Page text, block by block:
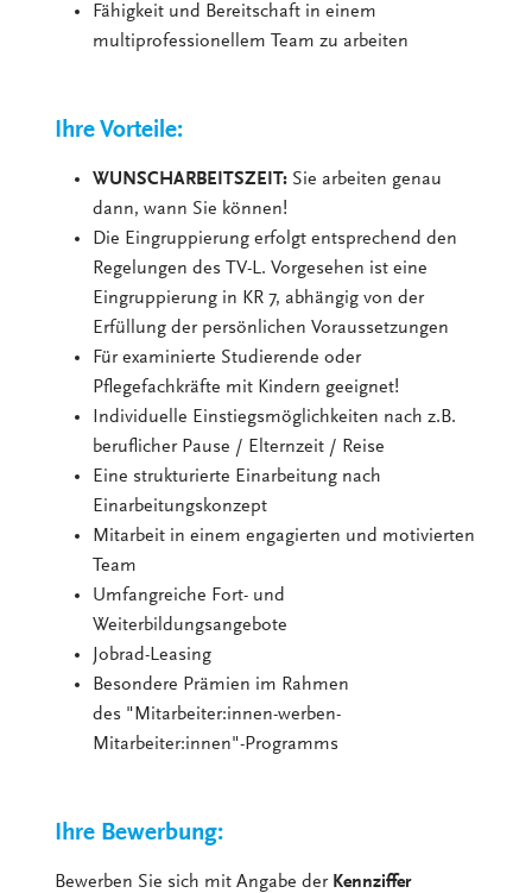
Fähigkeit und Bereitschaft in einem
multiprofessionellem Team zu arbeiten
Ihre Vorteile:
WUNSCHARBEITSZEIT: Sie arbeiten genau
dann, wann Sie können!
Die Eingruppierung erfolgt entsprechend den
Regelungen des TV-L. Vorgesehen ist eine
Eingruppierung in KR 7, abhängig von der
Erfüllung der persönlichen Voraussetzungen
Für examinierte Studierende oder
Pflegefachkräfte mit Kindern geeignet!
Individuelle Einstiegsmöglichkeiten nach z.B.
beruflicher Pause / Elternzeit / Reise
Eine strukturierte Einarbeitung nach
Einarbeitungskonzept
Mitarbeit in einem engagierten und motivierten
Team
Umfangreiche Fort- und
Weiterbildungsangebote
Jobrad-Leasing
Besondere Prämien im Rahmen
des "Mitarbeiter:innen-werben-
Mitarbeiter:innen"-Programms
Ihre Bewerbung:
Bewerben Sie sich mit Angabe der Kennziffer